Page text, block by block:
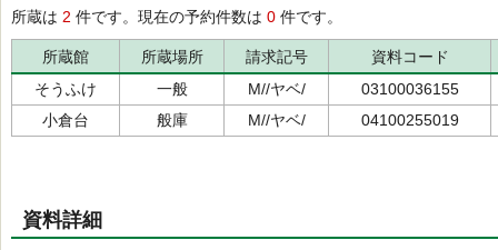
所蔵は 2 件です。現在の予約件数は 0 件です。
所蔵館 所蔵場所 請求記号
資料コード
そうふけ
一般 M//ヤベ/
03100036155
小倉台
般庫 M//ヤベ/ 04100255019
資料詳細